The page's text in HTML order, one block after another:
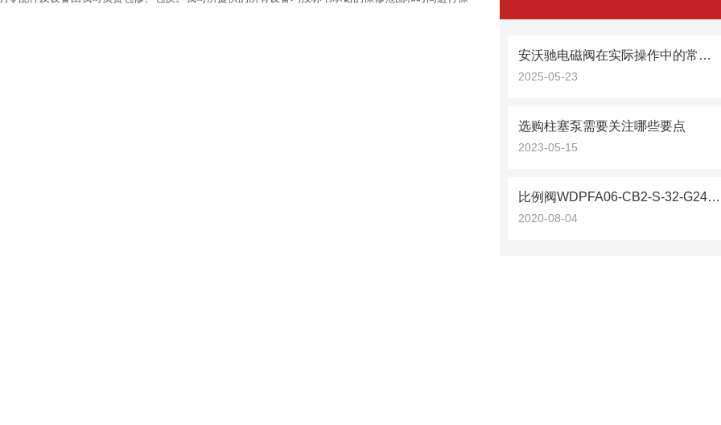
安沃驰电磁阀在实际操作中的常见问题相应解决方法分享
2025-05-23
选购柱塞泵需要关注哪些要点
2023-05-15
比例阀WDPFA06-CB2-S-32-G24/WD瑞士万福乐
2020-08-04